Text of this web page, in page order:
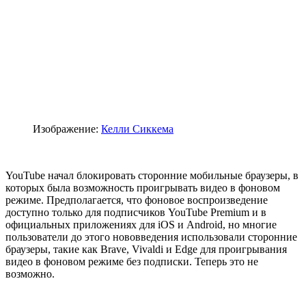
Изображение: Келли Сиккема
YouTube начал блокировать сторонние мобильные браузеры, в
которых была возможность проигрывать видео в фоновом
режиме. Предполагается, что фоновое воспроизведение
доступно только для подписчиков YouTube Premium и в
официальных приложениях для iOS и Android, но многие
пользователи до этого нововведения использовали сторонние
браузеры, такие как Brave, Vivaldi и Edge для проигрывания
видео в фоновом режиме без подписки. Теперь это не
возможно.